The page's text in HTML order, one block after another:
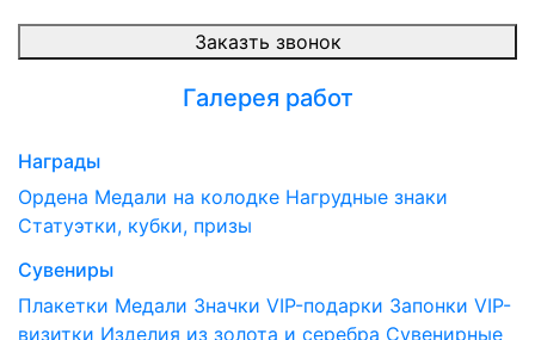
Заказть звонок
Галерея работ
Награды
Ордена Медали на колодке Нагрудные знаки
Статуэтки, кубки, призы
Сувениры
Плакетки Медали Значки VIP-подарки Запонки VIP-
визитки Изделия из золота и серебра Сувенирные